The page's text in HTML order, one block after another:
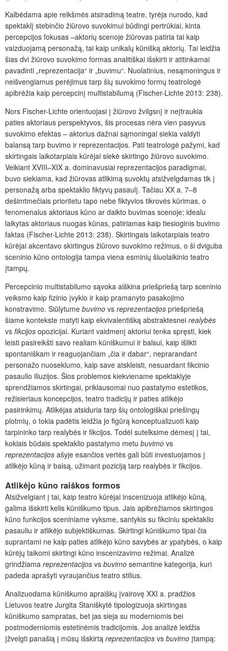
Kalbėdama apie reikšmės atsiradimą teatre, tyrėja nurodo, kad
spektaklį stebinčio žiūrovo suvokimui būdingi pertrūkiai, kinta
percepcijos fokusas –aktorių scenoje žiūrovas patiria tai kaip
vaizduojamą personažą, tai kaip unikalų kūnišką aktorių. Tai leidžia
šias dvi žiūrovo suvokimo formas analitiškai išskirti ir atitinkamai
pavadinti „reprezentacija“ ir „buvimu“. Nuolatinius, nesąmoningus ir
neišvengiamus perėjimus tarp šių suvokimo formų teatrologė
apibrėžia kaip percepcinį multistabilumą (Fischer-Lichte 2013: 238).
Nors Fischer-Lichte orientuojasi į žiūrovo žvilgsnį ir neįtraukia
paties aktoriaus perspektyvos, šis procesas nėra vien pasyvus
suvokimo efektas – aktorius dažnai sąmoningai siekia valdyti
balansą tarp buvimo ir reprezentacijos. Pati teatrologė pažymi, kad
skirtingais laikotarpiais kūrėjai siekė skirtingo žiūrovo suvokimo.
Veikiant XVIII–XIX a. dominavusiai reprezentacijos paradigmai,
buvo siekiama, kad žiūrovas atlikimą suvoktų atsižvelgdamas tik į
personažą arba spektaklio fiktyvų pasaulį. Tačiau XX a. 7–8
dešimtmečiais prioritetu tapo nebe fiktyvios tikrovės kūrimas, o
fenomenalus aktoriaus kūno ar daikto buvimas scenoje; idealu
laikytas aktoriaus nuogas kūnas, patiriamas kaip tiesioginis buvimo
faktas (Fischer-Lichte 2013: 238). Skirtingais laikotarpiais teatro
kūrėjai akcentavo skirtingus žiūrovo suvokimo režimus, o ši dviguba
sceninio kūno ontologija tampa viena esminių šiuolaikinio teatro
įtampų.
Percepcinio multistabilumo sąvoka aiškina priešpriešą tarp sceninio
veiksmo kaip fizinio įvykio ir kaip pramanyto pasakojimo
konstravimo. Siūlytume buvimo vs reprezentacijos priešpriešą
šiame kontekste matyti kaip ekvivalentišką abstraktesnei realybės
vs fikcijos opozicijai. Kuriant vaidmenį aktoriui tenka spręsti, kiek
leisti pasireikšti savo realiam kūniškumui ir balsui, kaip išlikti
spontaniškam ir reaguojančiam „čia ir dabar“, neprarandant
personažo nuoseklumo, kaip save atskleisti, nesuardant fikcinio
pasaulio iliuzijos. Šios problemos kiekviename spektaklyje
sprendžiamos skirtingai, priklausomai nuo pastatymo estetikos,
režisieriaus koncepcijos, teatro tradicijų ir paties atlikėjo
pasirinkimų. Atlikėjas atsiduria tarp šių ontologiškai priešingų
plotmių, o tokia padėtis leidžia jo figūrą konceptualizuoti kaip
tarpininko tarp realybės ir fikcijos. Todėl sutelksime dėmesį į tai,
kokiais būdais spektaklio pastatymo metu buvimo vs
reprezentacijos ašyje esančios vertės gali būti investuojamos į
atlikėjo kūną ir balsą, užimant poziciją tarp realybės ir fikcijos.
Atlikėjo kūno raiškos formos
Atsižvelgiant į tai, kaip teatro kūrėjai inscenizuoja atlikėjo kūną,
galima išskirti kelis kūniškumo tipus. Jais apibrėžiamos skirtingos
kūno funkcijos sceniniame vyksme, santykis su fikciniu spektaklio
pasauliu ir atlikėjo subjektiškumas. Skirtingi kūniškumo tipai čia
suprantami ne kaip paties atlikėjo kūno savybės ar ypatybės, o kaip
kūrėjų taikomi skirtingi kūno inscenizavimo režimai. Analizė
grindžiama reprezentacijos vs buvimo semantine kategorija, kuri
padeda aprašyti vyraujančius teatro stilius.
Analizuodama kūniškumo apraiškų įvairovę XXI a. pradžios
Lietuvos teatre Jurgita Staniškytė tipologizuoja skirtingas
kūniškumo sampratas, bet jas sieja su moderniomis bei
postmoderniomis estetinėmis tradicijomis. Jos analizė leidžia
įžvelgti panašią į mūsų išskirtą reprezentacijos vs buvimo įtampą: